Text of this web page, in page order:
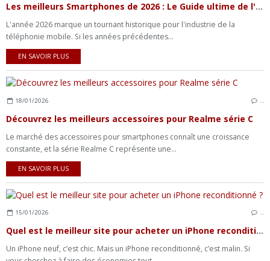
Les meilleurs Smartphones de 2026 : Le Guide ultime de l'innovation mobile
L'année 2026 marque un tournant historique pour l'industrie de la
téléphonie mobile. Si les années précédentes...
EN SAVOIR PLUS
18/01/2026 …
Découvrez les meilleurs accessoires pour Realme série C
Le marché des accessoires pour smartphones connaît une croissance
constante, et la série Realme C représente une...
EN SAVOIR PLUS
15/01/2026 …
Quel est le meilleur site pour acheter un iPhone reconditionné ?
Un iPhone neuf, c’est chic. Mais un iPhone reconditionné, c’est malin. Si